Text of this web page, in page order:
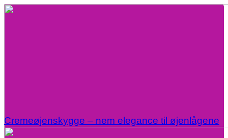
Cremeøjenskygge – nem elegance til øjenlågene